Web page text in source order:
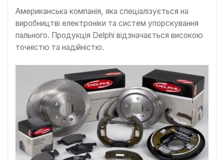
Американська компанія, яка спеціалізується на
виробництві електроніки та систем упорскування
пального. Продукція Delphi відзначається високою
точністю та надійністю.